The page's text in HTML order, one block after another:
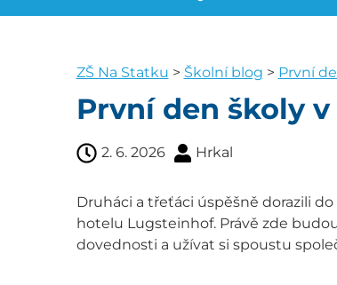
ZŠ Na Statku > Školní blog > První
První den školy
2. 6. 2026 Hrkal
Druháci a třeťáci úspěšně dorazili
hotelu Lugsteinhof. Právě zde
dovednosti a užívat si spoustu